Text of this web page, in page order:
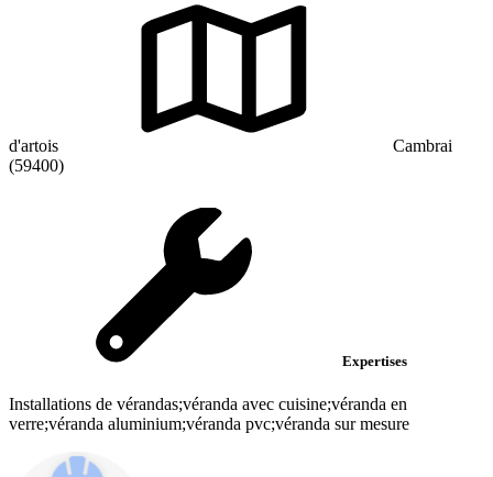
d'artois
Cambrai
(59400)
Expertises
Installations de vérandas;véranda avec cuisine;véranda en
verre;véranda aluminium;véranda pvc;véranda sur mesure